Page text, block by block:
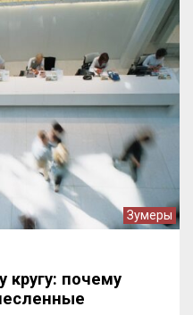
Зумеры
кругу: почему